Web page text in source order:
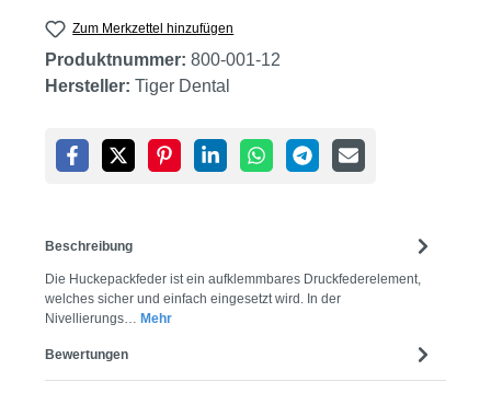
Zum Merkzettel hinzufügen
Produktnummer: 800-001-12
Hersteller: Tiger Dental
Beschreibung
Die Huckepackfeder ist ein aufklemmbares Druckfederelement,
welches sicher und einfach eingesetzt wird. In der
Nivellierungs… Mehr
Bewertungen